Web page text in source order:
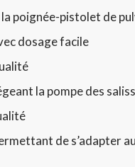
poignée-pistolet de
dosage facile
la pompe des
de s’adapter